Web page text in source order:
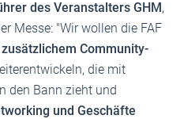
des Veranstalters GHM,
Messe: "Wir wollen die FAF
Community-
die mit
den Bann zieht und
und Geschäfte